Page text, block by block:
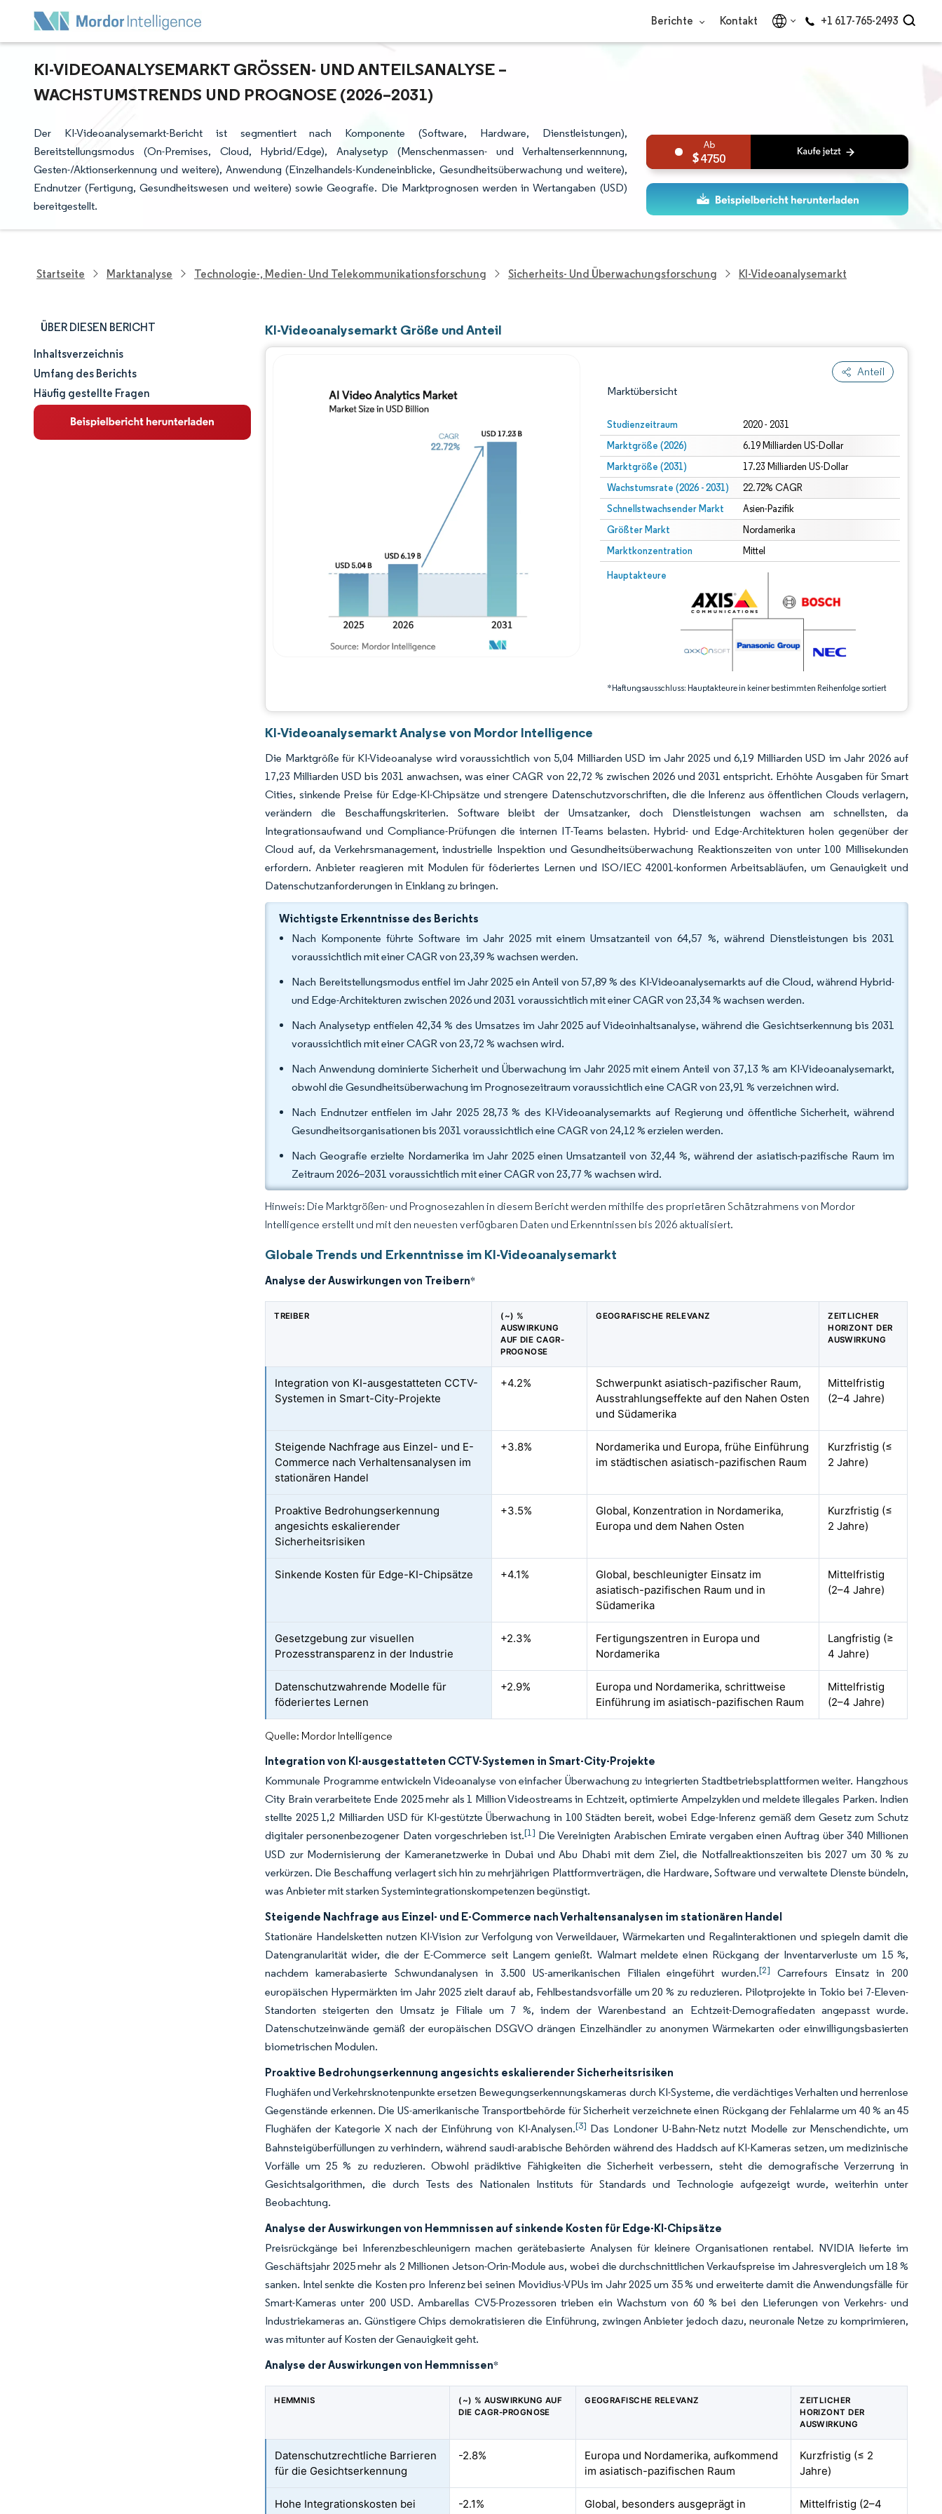
Berichte Kontakt +1 617-765-2493
KI-VIDEOANALYSEMARKT GRÖSSEN- UND ANTEILSANALYSE – W
ACHSTUMSTRENDS UND PROGNOSE (2026–2031)
Der KI-Videoanalysemarkt-Bericht ist segmentiert nach Komponente (Software, Hardware, Dienstleistungen),
Bereitstellungsmodus (On-Premises, Cloud, Hybrid/Edge), Analysetyp (Menschenmassen- und Verhaltenserkennnung,
Gesten-/Aktionserkennung und weitere), Anwendung (Einzelhandels-Kundeneinblicke, Gesundheitsüberwachung und weitere),
Endnutzer (Fertigung, Gesundheitswesen und weitere) sowie Geografie. Die Marktprognosen werden in Wertangaben (USD)
bereitgestellt.
4750
Startseite Marktanalyse Technologie-, Medien- Und Telekommunikationsforschung Sicherheits- Und Überwachungsforschung KI-Videoanalysemarkt
ÜBER DIESEN BERICHT
Marktgröße und -anteil
Marktanalyse
Trends und Einblicke
Inhaltsverzeichnis
Umfang des Berichts
Häufig gestellte Fragen
KI-Videoanalysemarkt Größe und Anteil
Anteil
Marktübersicht
Studienzeitraum 2020 - 2031
Marktgröße (2026) 6.19 Milliarden US-Dollar
Marktgröße (2031) 17.23 Milliarden US-Dollar
Wachstumsrate (2026 - 2031) 22.72% CAGR
Schnellstwachsender Markt Asien-Pazifik
Größter Markt Nordamerika
Marktkonzentration Mittel
Hauptakteure
*Haftungsausschluss: Hauptakteure in keiner bestimmten Reihenfolge sortiert
Bild © Mordor Intelligence. Wiederverwendung erfordert Namensnennung gemäß CC BY 4.0.
Bild © Mordor Intelligence. Wiederverwendung erfordert Namensnennung gemäß CC BY 4.0.
KI-Videoanalysemarkt Analyse von Mordor Intelligence
Die Marktgröße für KI-Videoanalyse wird voraussichtlich von 5,04 Milliarden USD im Jahr 2025 und 6,19 Milliarden USD im Jahr 2026 auf
17,23 Milliarden USD bis 2031 anwachsen, was einer CAGR von 22,72 % zwischen 2026 und 2031 entspricht. Erhöhte Ausgaben für Smart
Cities, sinkende Preise für Edge-KI-Chipsätze und strengere Datenschutzvorschriften, die die Inferenz aus öffentlichen Clouds verlagern,
verändern die Beschaffungskriterien. Software bleibt der Umsatzanker, doch Dienstleistungen wachsen am schnellsten, da
Integrationsaufwand und Compliance-Prüfungen die internen IT-Teams belasten. Hybrid- und Edge-Architekturen holen gegenüber der
Cloud auf, da Verkehrsmanagement, industrielle Inspektion und Gesundheitsüberwachung Reaktionszeiten von unter 100 Millisekunden
erfordern. Anbieter reagieren mit Modulen für föderiertes Lernen und ISO/IEC 42001-konformen Arbeitsabläufen, um Genauigkeit und
Datenschutzanforderungen in Einklang zu bringen.
Wichtigste Erkenntnisse des Berichts
Nach Komponente führte Software im Jahr 2025 mit einem Umsatzanteil von 64,57 %, während Dienstleistungen bis 2031
voraussichtlich mit einer CAGR von 23,39 % wachsen werden.
Nach Bereitstellungsmodus entfiel im Jahr 2025 ein Anteil von 57,89 % des KI-Videoanalysemarkts auf die Cloud, während Hybrid-
und Edge-Architekturen zwischen 2026 und 2031 voraussichtlich mit einer CAGR von 23,34 % wachsen werden.
Nach Analysetyp entfielen 42,34 % des Umsatzes im Jahr 2025 auf Videoinhaltsanalyse, während die Gesichtserkennung bis 2031
voraussichtlich mit einer CAGR von 23,72 % wachsen wird.
Nach Anwendung dominierte Sicherheit und Überwachung im Jahr 2025 mit einem Anteil von 37,13 % am KI-Videoanalysemarkt,
obwohl die Gesundheitsüberwachung im Prognosezeitraum voraussichtlich eine CAGR von 23,91 % verzeichnen wird.
Nach Endnutzer entfielen im Jahr 2025 28,73 % des KI-Videoanalysemarkts auf Regierung und öffentliche Sicherheit, während
Gesundheitsorganisationen bis 2031 voraussichtlich eine CAGR von 24,12 % erzielen werden.
Nach Geografie erzielte Nordamerika im Jahr 2025 einen Umsatzanteil von 32,44 %, während der asiatisch-pazifische Raum im
Zeitraum 2026–2031 voraussichtlich mit einer CAGR von 23,77 % wachsen wird.
Hinweis: Die Marktgrößen- und Prognosezahlen in diesem Bericht werden mithilfe des proprietären Schätzrahmens von Mordor
Intelligence erstellt und mit den neuesten verfügbaren Daten und Erkenntnissen bis 2026 aktualisiert.
Globale Trends und Erkenntnisse im KI-Videoanalysemarkt
Analyse der Auswirkungen von Treibern*
TREIBER
(~) %
AUSWIRKUNG
AUF DIE CAGR-
PROGNOSE
GEOGRAFISCHE RELEVANZ
ZEITLICHER
HORIZONT DER
AUSWIRKUNG
Integration von KI-ausgestatteten CCTV-
Systemen in Smart-City-Projekte
+4.2%
Schwerpunkt asiatisch-pazifischer Raum,
Ausstrahlungseffekte auf den Nahen Osten
und Südamerika
Mittelfristig
(2–4 Jahre)
Steigende Nachfrage aus Einzel- und E-
Commerce nach Verhaltensanalysen im
stationären Handel
+3.8%
Nordamerika und Europa, frühe Einführung
im städtischen asiatisch-pazifischen Raum
Kurzfristig (≤
2 Jahre)
Proaktive Bedrohungserkennung
angesichts eskalierender
Sicherheitsrisiken
+3.5%
Global, Konzentration in Nordamerika,
Europa und dem Nahen Osten
Kurzfristig (≤
2 Jahre)
Sinkende Kosten für Edge-KI-Chipsätze +4.1%
Global, beschleunigter Einsatz im
asiatisch-pazifischen Raum und in
Südamerika
Mittelfristig
(2–4 Jahre)
Gesetzgebung zur visuellen
Prozesstransparenz in der Industrie
+2.3%
Fertigungszentren in Europa und
Nordamerika
Langfristig (≥
4 Jahre)
Datenschutzwahrende Modelle für
föderiertes Lernen
+2.9%
Europa und Nordamerika, schrittweise
Einführung im asiatisch-pazifischen Raum
Mittelfristig
(2–4 Jahre)
Quelle: Mordor Intelligence
Integration von KI-ausgestatteten CCTV-Systemen in Smart-City-Projekte
Kommunale Programme entwickeln Videoanalyse von einfacher Überwachung zu integrierten Stadtbetriebsplattformen weiter. Hangzhous
City Brain verarbeitete Ende 2025 mehr als 1 Million Videostreams in Echtzeit, optimierte Ampelzyklen und meldete illegales Parken. Indien
stellte 2025 1,2 Milliarden USD für KI-gestützte Überwachung in 100 Städten bereit, wobei Edge-Inferenz gemäß dem Gesetz zum Schutz
digitaler personenbezogener Daten vorgeschrieben ist.[1] Die Vereinigten Arabischen Emirate vergaben einen Auftrag über 340 Millionen
USD zur Modernisierung der Kameranetzwerke in Dubai und Abu Dhabi mit dem Ziel, die Notfallreaktionszeiten bis 2027 um 30 % zu
verkürzen. Die Beschaffung verlagert sich hin zu mehrjährigen Plattformverträgen, die Hardware, Software und verwaltete Dienste bündeln,
was Anbieter mit starken Systemintegrationskompetenzen begünstigt.
Steigende Nachfrage aus Einzel- und E-Commerce nach Verhaltensanalysen im stationären Handel
Stationäre Handelsketten nutzen KI-Vision zur Verfolgung von Verweildauer, Wärmekarten und Regalinteraktionen und spiegeln damit die
Datengranularität wider, die der E-Commerce seit Langem genießt. Walmart meldete einen Rückgang der Inventarverluste um 15 %,
nachdem kamerabasierte Schwundanalysen in 3.500 US-amerikanischen Filialen eingeführt wurden.[2]
Carrefours Einsatz in 200
europäischen Hypermärkten im Jahr 2025 zielt darauf ab, Fehlbestandsvorfälle um 20 % zu reduzieren. Pilotprojekte in Tokio bei 7-Eleven-
Standorten steigerten den Umsatz je Filiale um 7 %, indem der Warenbestand an Echtzeit-Demografiedaten angepasst wurde.
Datenschutzeinwände gemäß der europäischen DSGVO drängen Einzelhändler zu anonymen Wärmekarten oder einwilligungsbasierten
biometrischen Modulen.
Proaktive Bedrohungserkennung angesichts eskalierender Sicherheitsrisiken
Flughäfen und Verkehrsknotenpunkte ersetzen Bewegungserkennungskameras durch KI-Systeme, die verdächtiges Verhalten und herrenlose
Gegenstände erkennen. Die US-amerikanische Transportbehörde für Sicherheit verzeichnete einen Rückgang der Fehlalarme um 40 % an 45
Flughäfen der Kategorie X nach der Einführung von KI-Analysen.[3] Das Londoner U-Bahn-Netz nutzt Modelle zur Menschendichte, um
Bahnsteigüberfüllungen zu verhindern, während saudi-arabische Behörden während des Haddsch auf KI-Kameras setzen, um medizinische
Vorfälle um 25 % zu reduzieren. Obwohl prädiktive Fähigkeiten die Sicherheit verbessern, steht die demografische Verzerrung in
Gesichtsalgorithmen, die durch Tests des Nationalen Instituts für Standards und Technologie aufgezeigt wurde, weiterhin unter
Beobachtung.
Analyse der Auswirkungen von Hemmnissen auf sinkende Kosten für Edge-KI-Chipsätze
Preisrückgänge bei Inferenzbeschleunigern machen gerätebasierte Analysen für kleinere Organisationen rentabel. NVIDIA lieferte im
Geschäftsjahr 2025 mehr als 2 Millionen Jetson-Orin-Module aus, wobei die durchschnittlichen Verkaufspreise im Jahresvergleich um 18 %
sanken. Intel senkte die Kosten pro Inferenz bei seinen Movidius-VPUs im Jahr 2025 um 35 % und erweiterte damit die Anwendungsfälle für
Smart-Kameras unter 200 USD. Ambarellas CV5-Prozessoren trieben ein Wachstum von 60 % bei den Lieferungen von Verkehrs- und
Industriekameras an. Günstigere Chips demokratisieren die Einführung, zwingen Anbieter jedoch dazu, neuronale Netze zu komprimieren,
was mitunter auf Kosten der Genauigkeit geht.
Analyse der Auswirkungen von Hemmnissen*
HEMMNIS
(~) % AUSWIRKUNG AUF
DIE CAGR-PROGNOSE
GEOGRAFISCHE RELEVANZ
ZEITLICHER
HORIZONT DER
AUSWIRKUNG
Datenschutzrechtliche Barrieren
für die Gesichtserkennung
-2.8%
Europa und Nordamerika, aufkommend
im asiatisch-pazifischen Raum
Kurzfristig (≤ 2
Jahre)
Hohe Integrationskosten bei
-2.1%
Global, besonders ausgeprägt in
Mittelfristig (2–4